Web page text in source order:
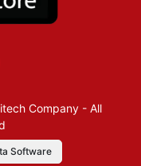
Company- All
Software